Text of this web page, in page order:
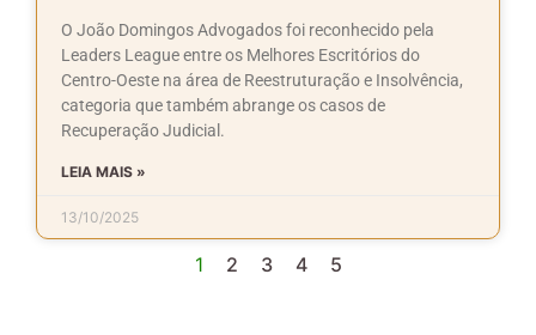
O João Domingos Advogados foi reconhecido pela
Leaders League entre os Melhores Escritórios do
Centro-Oeste na área de Reestruturação e Insolvência,
categoria que também abrange os casos de
Recuperação Judicial.
LEIA MAIS »
13/10/2025
1 2 3 4 5